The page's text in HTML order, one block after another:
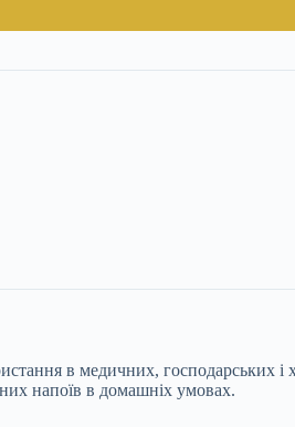
в медичних, господарських і
напоїв в домашніх умовах.